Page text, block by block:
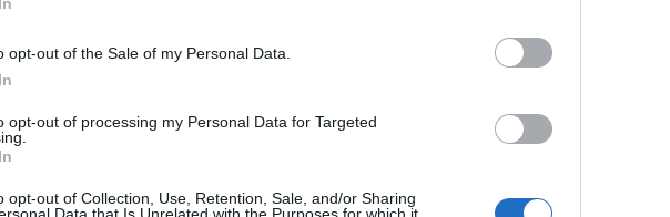
opt-out of the Sale of my Personal Data.
opt-out of processing my Personal Data for Targeted
opt-out of Collection, Use, Retention, Sale, and/or Sharing
Data that Is Unrelated with the Purposes for which it
alkotást, amely a hit erejéből és a közösség
született.